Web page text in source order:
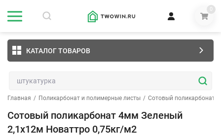
0
КАТАЛОГ ТОВАРОВ
Главная / Поликарбонат и полимерные листы / Сотовый поликарбонат
Сотовый поликарбонат 4мм Зеленый
2,1х12м Новаттро 0,75кг/м2